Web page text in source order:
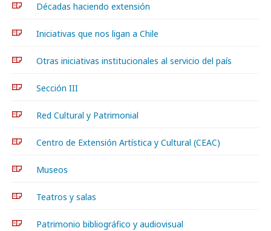
Décadas haciendo extensión
Iniciativas que nos ligan a Chile
Otras iniciativas institucionales al servicio del país
Sección III
Red Cultural y Patrimonial
Centro de Extensión Artística y Cultural (CEAC)
Museos
Teatros y salas
Patrimonio bibliográfico y audiovisual